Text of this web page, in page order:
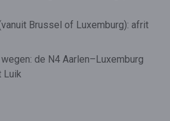
Brussel of Luxemburg): afrit
de N4 Aarlen–Luxemburg
Luik